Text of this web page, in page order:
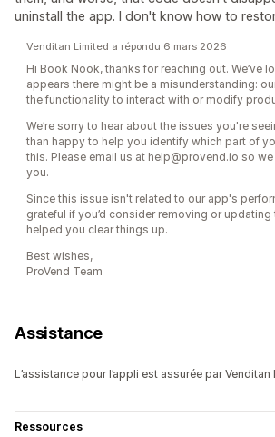
uninstall the app. I don't know how to
Venditan Limited a répondu 6 mars 2026
Hi Book Nook, thanks for reaching out. We’ve
appears there might be a misunderstanding:
the functionality to interact with or modify
We’re sorry to hear about the issues you're
than happy to help you identify which part of
this. Please email us at help@provend.io so
you.
Since this issue isn't related to our app's
grateful if you’d consider removing or updating
helped you clear things up.
Best wishes,
ProVend Team
Assistance
L’assistance pour l’appli est assurée par Venditan
Ressources